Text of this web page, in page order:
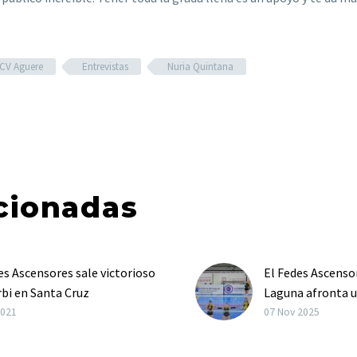
CV Aguere Entrevistas Nuria Quintana
Ascensores sale victorioso
en Santa Cruz
puntos del encuentro ante
El Fedes
Laguna afronta
reto a domicilio
07 Nov 2025